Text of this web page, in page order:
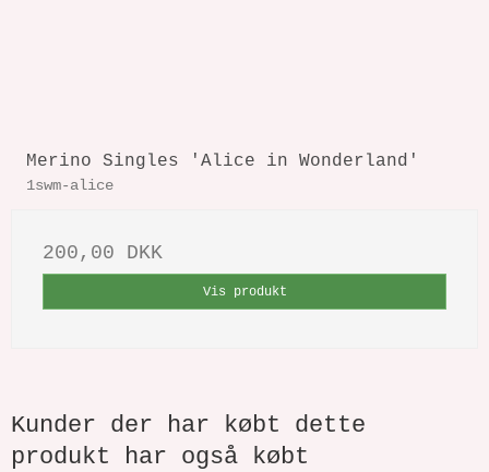
Merino Singles 'Alice in Wonderland'
1swm-alice
200,00 DKK
Vis produkt
Kunder der har købt dette
produkt har også købt